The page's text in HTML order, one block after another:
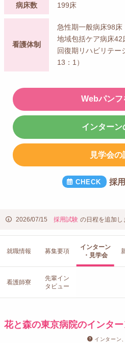
病床数 199床
看護体制
急性期一般病床98床
地域包括ケア病床42
回復期リハビリテー
13：1）
Webパンフ
インターン
見学会の
採
2026/07/15 採用試験 の日程を追加し
就職情報 募集要項
インターン
・見学会
看護師寮
先輩イン
タビュー
花と森の東京病院のインタ
インターン